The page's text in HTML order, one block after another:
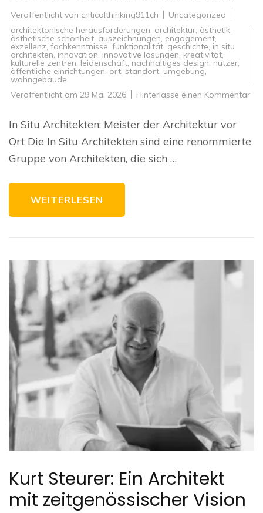
Veröffentlicht von criticalthinking911ch
Uncategorized
architektonische herausforderungen, architektur, ästhetik,
ästhetische schönheit, auszeichnungen, engagement,
exzellenz, fachkenntnisse, funktionalität, geschichte, in situ
architekten, innovation, innovative lösungen, kreativität,
kulturelle zentren, leidenschaft, nachhaltiges design, nutzer,
öffentliche einrichtungen, ort, standort, umgebung,
wohngebäude
Veröffentlicht am 29 Mai 2026 Hinterlasse einen Kommentarzu
In
In Situ Architekten: Meister der Architektur vor
Ort Die In Situ Architekten sind eine renommierte
Gruppe von Architekten, die sich …
WEITERLESEN
Kurt Steurer: Ein Architekt
mit zeitgenössischer Vision